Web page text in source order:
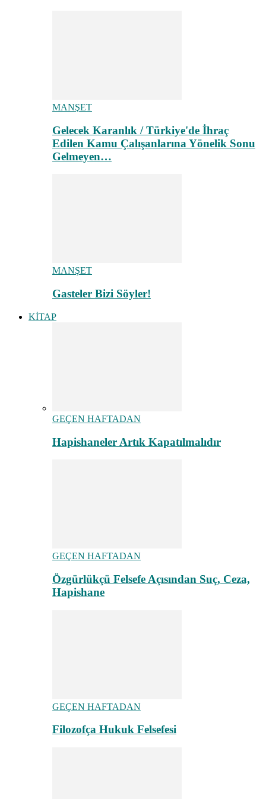
MANŞET
Gelecek Karanlık / Türkiye'de İhraç
Edilen Kamu Çalışanlarına Yönelik Sonu
Gelmeyen…
MANŞET
Gasteler Bizi Söyler!
KİTAP
GEÇEN HAFTADAN
Hapishaneler Artık Kapatılmalıdır
GEÇEN HAFTADAN
Özgürlükçü Felsefe Açısından Suç, Ceza,
Hapishane
GEÇEN HAFTADAN
Filozofça Hukuk Felsefesi